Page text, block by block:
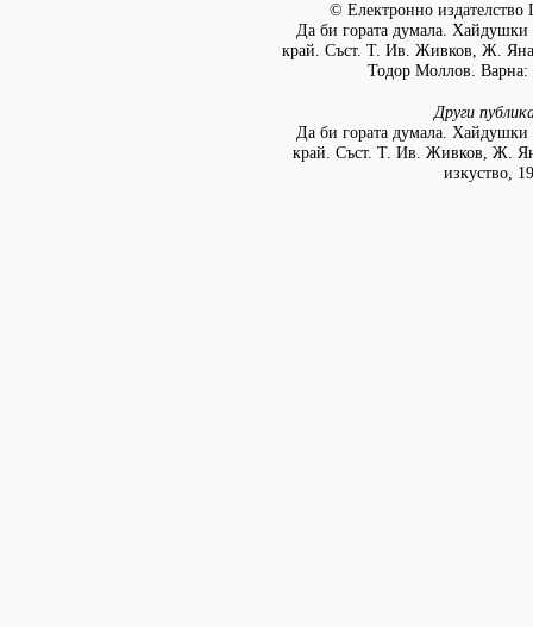
© Електронно издателство
Да би гората думала. Хайдушки
край. Съст. Т. Ив. Живков, Ж.
Тодор Моллов. Варна:
Други
Да би гората думала. Хайдушки
край. Съст. Т. Ив. Живков, Ж.
изкуство,